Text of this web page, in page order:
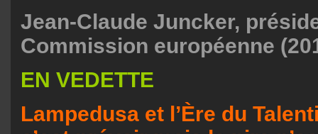
Jean-Claude Juncker,
Commission européenne
EN VEDETTE
Lampedusa et l’Ère du